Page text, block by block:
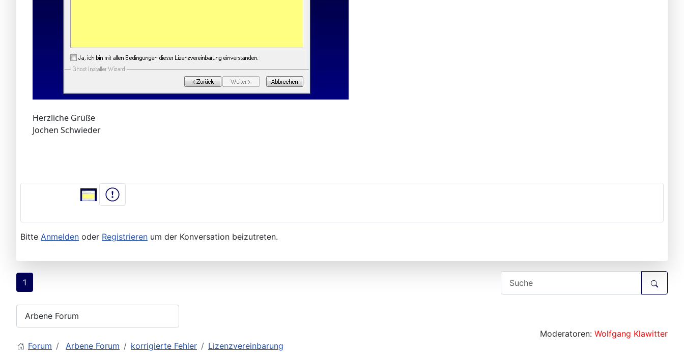
Herzliche Grüße
Jochen Schwieder
Bitte Anmelden oder Registrieren um der Konversation beizutreten.
1
Moderatoren: Wolfgang Klawitter
Forum
Arbene Forum korrigierte Fehler Lizenzvereinbarung